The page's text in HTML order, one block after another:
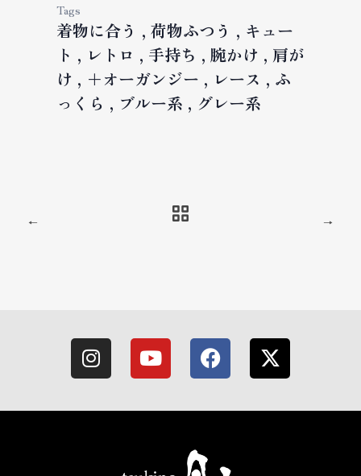
Tags
着物に合う 荷物ふつう
キュー
ト
レトロ 手持ち 腕かけ
肩が
け
＋オーガンジー レース
ふ
っくら
ブルー系 グレー系